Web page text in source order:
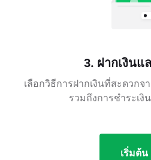
3. ฝากเงินแ
เลือกวิธีการฝากเงินที่สะดวก
รวมถึงการชำระเ
เริ่มต้น